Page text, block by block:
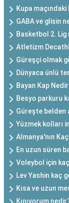
Kupa
GABA ve glisin
Basketbol 2. Lig
Atletizm
Güreşçi olmak
Dünyaca ünlü
Bayan Kap
Besyo parkuru
Güreşte belden
Yüzmek kolları
Almanya'nın
En uzun süren
Voleybol için
Lev Yashin kaç
Kısa ve uzun
Kınıyorum